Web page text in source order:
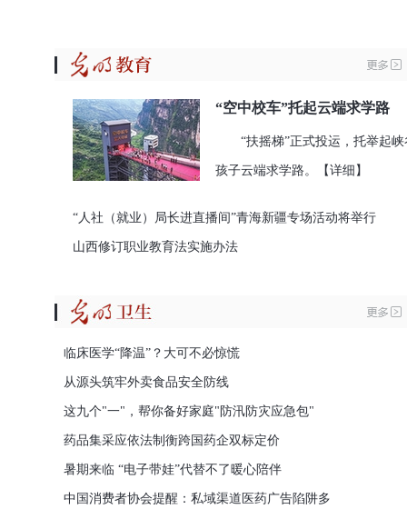
“空中校车”托起云端求学路
“扶摇梯”正式投运，托举起峡
孩子云端求学路。 【详细】
“人社（就业）局长进直播间”青海新疆专场活动将举行
山西修订职业教育法实施办法
临床医学“降温”？大可不必惊慌
从源头筑牢外卖食品安全防线
这九个"一"，帮你备好家庭"防汛防灾应急包"
药品集采应依法制衡跨国药企双标定价
暑期来临 “电子带娃”代替不了暖心陪伴
中国消费者协会提醒：私域渠道医药广告陷阱多